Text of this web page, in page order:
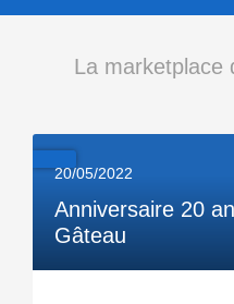
La marketplace
20/05/2022
Anniversaire 20
Gâteau